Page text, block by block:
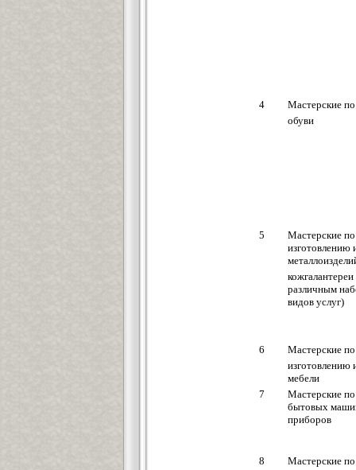
4
Мастерские
обуви
5
Мастерские по
изготовлению
кожгалантереи
различным
видов услуг)
6
Мастерские по
изготовлению
мебели
7
Мастерские
бытовых
приборов
8
Мастерские